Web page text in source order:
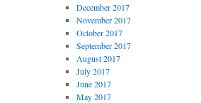
December 2017
November 2017
October 2017
September 2017
August 2017
July 2017
June 2017
May 2017